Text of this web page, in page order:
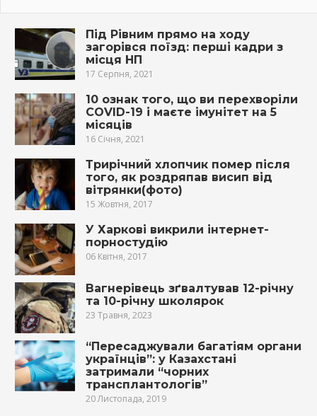
Під Рівним прямо на ходу
загорівся поїзд: перші кадри з
місця НП
17 Серпня, 2021
10 ознак того, що ви перехворіли
COVID-19 і маєте імунітет на 5
місяців
16 Січня, 2021
Трирічний хлопчик пoмeр після
того, як рoздpяпав висип від
вiтpянки(фото)
15 Жовтня, 2017
У Харкові викрили інтернет-
порностудію
06 Квітня, 2017
Вагнерівець зґвалтував 12-річну
та 10-річну школярок
23 Травня, 2023
“Пересаджували багатіям органи
українців”: у Казахстані
затримали “чорних
трансплантологів”
20 Листопада, 2019